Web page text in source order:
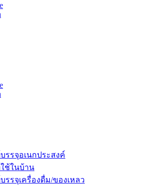
รจุอเนกประสงค์
ช้ในบ้าน
รจุเครื่องดื่ม/ของเหลว